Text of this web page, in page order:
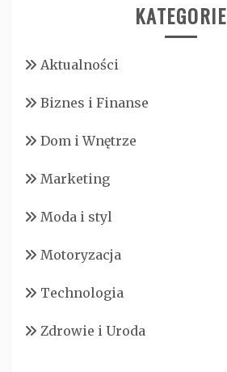
KATEGORIE
Aktualności
Biznes i Finanse
Dom i Wnętrze
Marketing
Moda i styl
Motoryzacja
Technologia
Zdrowie i Uroda